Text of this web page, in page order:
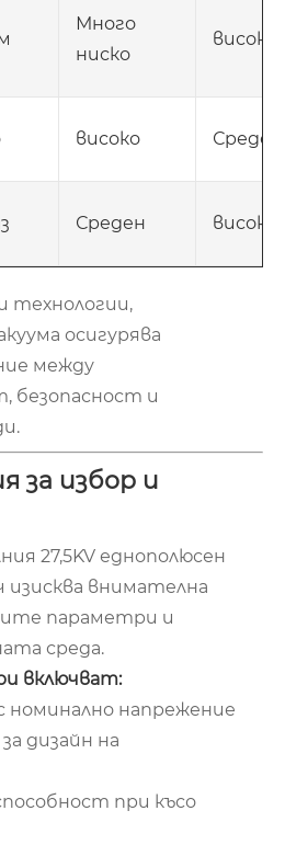
Много
ниско
високо
високо Среден
Среден високо
технологии,
осигурява
между
безопасност и
за избор и
27,5KV еднополюсен
изисква внимателна
параметри и
среда.
включват:
напрежение
за дизайн на
при късо